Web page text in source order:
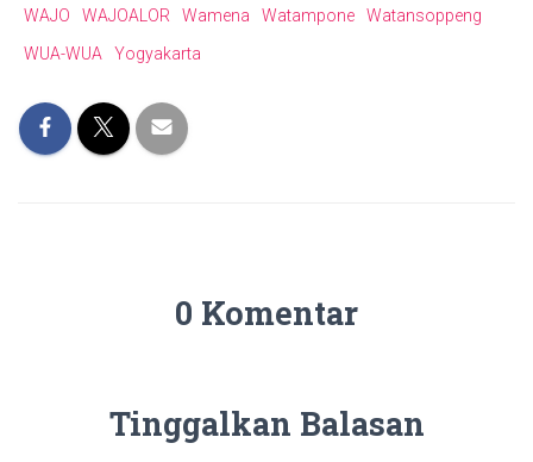
WAJO
WAJOALOR Wamena Watampone
Watansoppeng
WUA-WUA
Yogyakarta
0 Komentar
Tinggalkan Balasan